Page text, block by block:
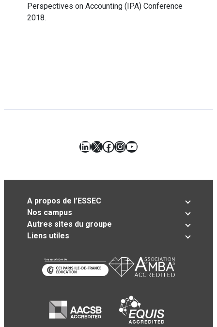
Perspectives on Accounting (IPA) Conference
2018.
LinkedIn
X Facebook
Instagram
YouTube
A propos de l’ESSEC
Nos campus
Autres sites du groupe
Liens utiles